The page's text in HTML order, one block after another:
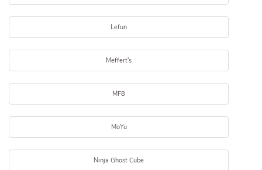
Lefun
Meffert's
MF8
MoYu
Ninja Ghost Cube